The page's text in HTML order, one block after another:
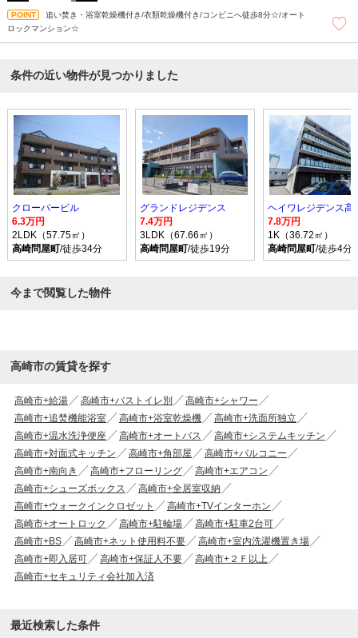
追い焚き・浴室乾燥機付き/衣類乾燥機付き/コンビニへ徒歩8分☆/オート
ロックマンション☆
条件の近い物件が見つかりました
クローバービル
6.3万円
2LDK（57.75㎡）
高崎問屋町/徒歩34分
グランドレジデンス
7.4万円
3LDK（67.66㎡）
高崎問屋町/徒歩19分
ヘイワレジデンス高
7.8万円
1K（36.72㎡）
高崎問屋町/徒歩4分
今まで閲覧した物件
高崎市の賃貸を探す
高崎市+給湯 高崎市+バストイレ別
高崎市+シャワー
高崎市+追焚機能浴室
高崎市+浴室乾燥機
高崎市+洗面所独立
高崎市+温水洗浄便座
高崎市+オートバス
高崎市+システムキッチン
高崎市+対面式キッチン
高崎市+角部屋
高崎市+バルコニー
高崎市+南向き
高崎市+フローリング
高崎市+エアコン
高崎市+シューズボックス
高崎市+全居室収納
高崎市+ウォークインクロゼット
高崎市+TVインターホン
高崎市+オートロック
高崎市+駐輪場
高崎市+駐車2台可
高崎市+BS
高崎市+ネット使用料不要
高崎市+室内洗濯機置き場
高崎市+即入居可
高崎市+保証人不要
高崎市+２Ｆ以上
高崎市+セキュリティ会社加入済
最近検索した条件